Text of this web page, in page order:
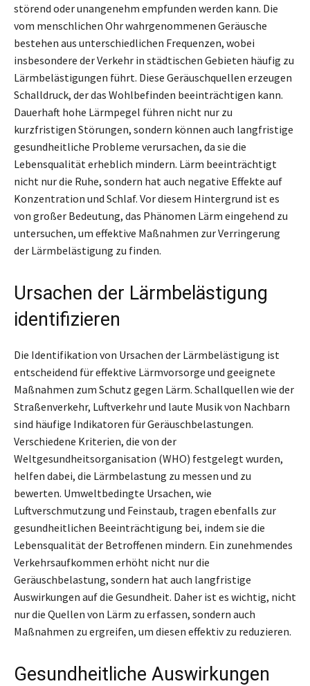
störend oder unangenehm empfunden werden kann. Die
vom menschlichen Ohr wahrgenommenen Geräusche
bestehen aus unterschiedlichen Frequenzen, wobei
insbesondere der Verkehr in städtischen Gebieten häufig zu
Lärmbelästigungen führt. Diese Geräuschquellen erzeugen
Schalldruck, der das Wohlbefinden beeinträchtigen kann.
Dauerhaft hohe Lärmpegel führen nicht nur zu
kurzfristigen Störungen, sondern können auch langfristige
gesundheitliche Probleme verursachen, da sie die
Lebensqualität erheblich mindern. Lärm beeinträchtigt
nicht nur die Ruhe, sondern hat auch negative Effekte auf
Konzentration und Schlaf. Vor diesem Hintergrund ist es
von großer Bedeutung, das Phänomen Lärm eingehend zu
untersuchen, um effektive Maßnahmen zur Verringerung
der Lärmbelästigung zu finden.
Ursachen der Lärmbelästigung
identifizieren
Die Identifikation von Ursachen der Lärmbelästigung ist
entscheidend für effektive Lärmvorsorge und geeignete
Maßnahmen zum Schutz gegen Lärm. Schallquellen wie der
Straßenverkehr, Luftverkehr und laute Musik von Nachbarn
sind häufige Indikatoren für Geräuschbelastungen.
Verschiedene Kriterien, die von der
Weltgesundheitsorganisation (WHO) festgelegt wurden,
helfen dabei, die Lärmbelastung zu messen und zu
bewerten. Umweltbedingte Ursachen, wie
Luftverschmutzung und Feinstaub, tragen ebenfalls zur
gesundheitlichen Beeinträchtigung bei, indem sie die
Lebensqualität der Betroffenen mindern. Ein zunehmendes
Verkehrsaufkommen erhöht nicht nur die
Geräuschbelastung, sondern hat auch langfristige
Auswirkungen auf die Gesundheit. Daher ist es wichtig, nicht
nur die Quellen von Lärm zu erfassen, sondern auch
Maßnahmen zu ergreifen, um diesen effektiv zu reduzieren.
Gesundheitliche Auswirkungen